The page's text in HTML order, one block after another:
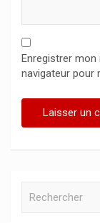
Enregistrer
navigateur pour